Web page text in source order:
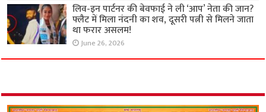
लिव-इन पार्टनर की बेवफाई ने ली ‘आप’ नेता की जान?
फ्लैट में मिला नंदनी का शव, दूसरी पत्नी से मिलने जाता
था फरार असलम!
June 26, 2026